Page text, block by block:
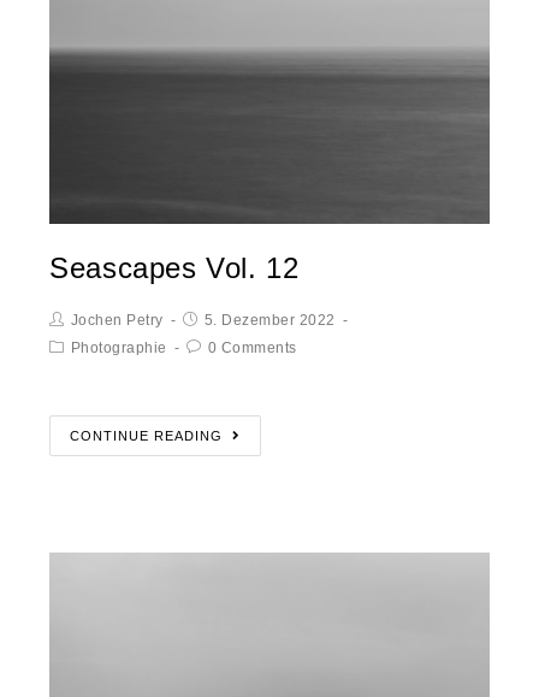
Seascapes Vol. 12
Jochen Petry
5. Dezember 2022
Photographie
0 Comments
CONTINUE READING